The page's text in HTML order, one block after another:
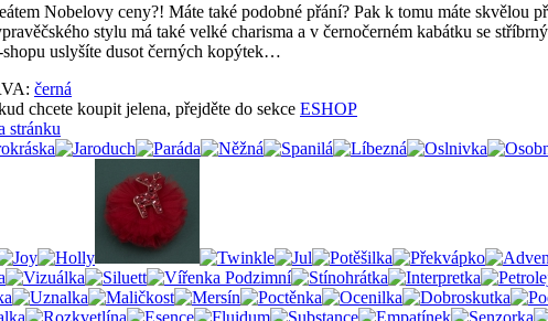
Nobelovy ceny?! Máte také podobné přání? Pak k tomu máte
stylu má také velké charisma a v černočerném kabátku se
uslyšíte dusot černých kopýtek…
černá
chcete koupit jelena, přejděte do sekce ESHOP
stránku